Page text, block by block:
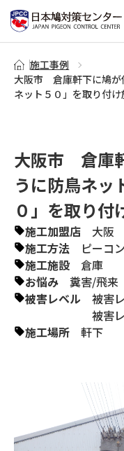
施工事例
大阪市 倉庫軒下に鳩が
ネット５０」を取り付け
大阪市 倉庫
うに防鳥ネッ
０」を取り付
施工加盟店
大阪
施工方法
ピーコ
施工施設
倉庫
お悩み
糞害/飛来
被害レベル
被害
被害
施工場所
軒下